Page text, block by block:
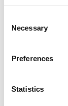
Identify
share
Selection
Necessary
Preferences
Statistics
Kitchen Display
Pantalla para Clientes
Gestión del personal
Community